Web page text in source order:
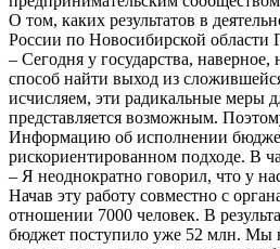
О том, каких результатов в
России по Новосибирской области
– Сегодня у государства,
способ найти выход из
исчисляем, эти радикальные меры
представляется возможным.
Информацию об исполнении
рискориентированном подходе. В
– Я неоднократно говорил, что у
Начав эту работу совместно с
отношении 7000 человек. В
бюджет поступило уже 52 млн. Мы